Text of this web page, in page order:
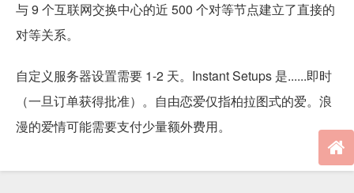
与 9 个互联网交换中心的近 500 个对等节点建立了直接的
对等关系。
自定义服务器设置需要 1-2 天。Instant Setups 是......即时
（一旦订单获得批准）。自由恋爱仅指柏拉图式的爱。浪
漫的爱情可能需要支付少量额外费用。